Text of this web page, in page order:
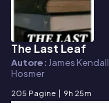
E-book
The Last Leaf
Autore: James Kendall
Hosmer
205 Pagine | 9h 25m